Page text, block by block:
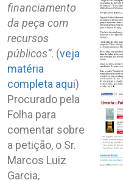
financiamento
da peça com
recursos
públicos”. (veja
matéria
completa aqui)
Procurado pela
Folha para
comentar sobre
a petição, o Sr.
Marcos Luiz
Garcia,